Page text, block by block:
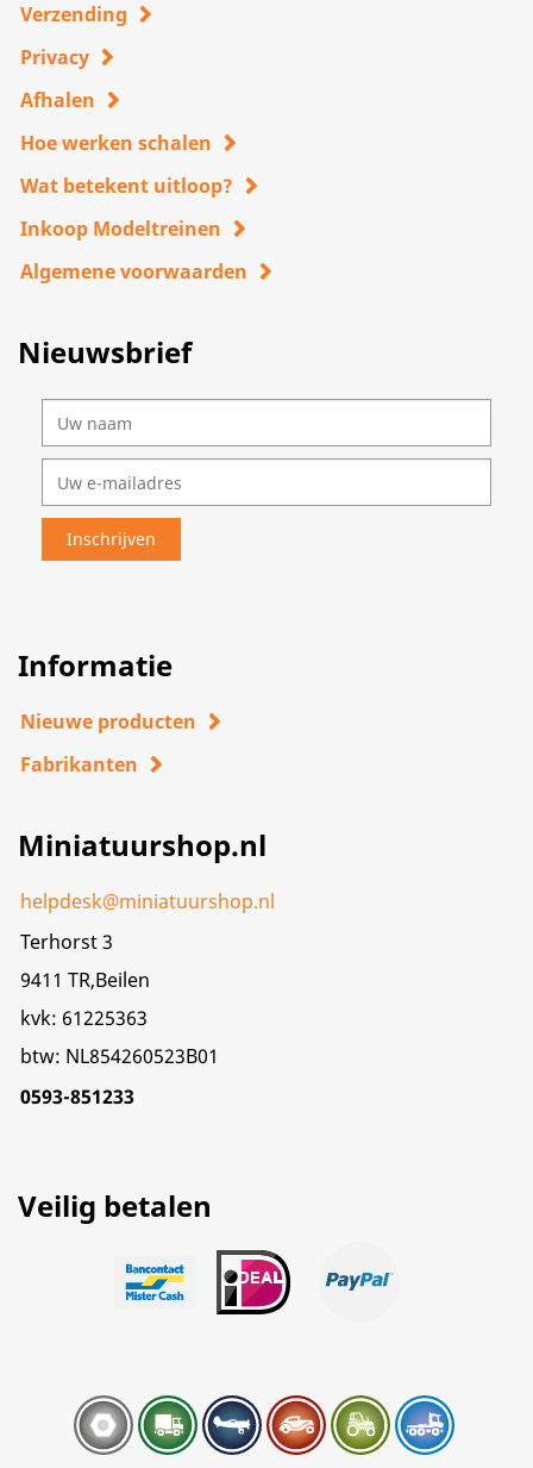
Verzending
Privacy
Afhalen
Hoe werken schalen
Wat betekent uitloop?
Inkoop Modeltreinen
Algemene voorwaarden
Nieuwsbrief
Informatie
Nieuwe producten
Fabrikanten
Miniatuurshop.nl
helpdesk@miniatuurshop.nl
Terhorst 3
9411 TR,Beilen
kvk: 61225363
btw: NL854260523B01
0593-851233
Veilig betalen